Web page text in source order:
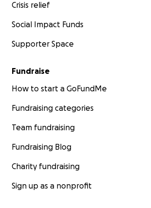
Crisis relief
Social Impact Funds
Supporter Space
Fundraise
How to start a GoFundMe
Fundraising categories
Team fundraising
Fundraising Blog
Charity fundraising
Sign up as a nonprofit